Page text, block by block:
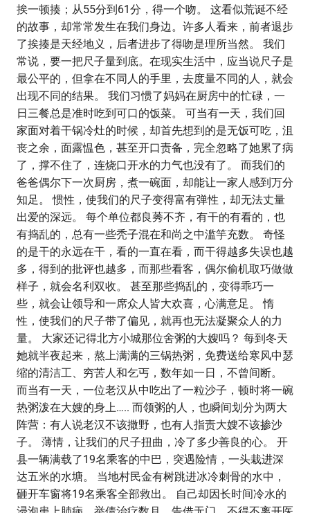
挨一顿揍；从55分到61分，得一个吻。 这看似荒诞不经
的故事，却常常发生在我们身边。许多人看来，前者退步
了挨揍是天经地义，后者进步了得吻是理所当然。 我们
常说，要一把尺子量到底。在现实生活中，应当说尺子是
最公平的，但拿在不同人的手里，去度量不同的人，就会
出现不同的结果。 我们习惯了妈妈在厨房中的忙碌，一
日三餐总是准时吃到可口的饭菜。 可当有一天，我们回
家面对着干锅冷灶的时候，却首先想到的是无饭可吃，沮
丧之余，面露愠色，甚至开口责备，完全忽略了她累了病
了，撑不住了，连烧口开水的力气也没有了。 而我们的
爸爸偶尔下一次厨房，煮一碗面，却能让一家人感到万分
知足。 惯性，使我们的尺子变得富有弹性，却无法丈量
出爱的深远。 每个单位都良莠不齐，有干的有看的，也
有捣乱的，总有一些秃子混在和尚之中滥竽充数。 奇怪
的是干的永远在干，看的一直在看，而干得越多失误也越
多，得到的批评也越多，而那些看客，偶尔偷机取巧做做
样子，就会名利双收。 甚至那些捣乱的，变得乖巧一
些，就会让领导和一席众人皆大欢喜，心满意足。 惰
性，使我们的尺子带了偏见，就再也无法凝聚众人的力
量。 大家还记得北方小城那位舍粥的大嫂吗？ 每到冬天
她就半夜起来，熬上满满的三锅热粥，免费送给寒风中瑟
缩的清洁工、穷苦人和乞丐，数年如一日，不曾间断。
而当有一天，一位老汉从中吃出了一粒沙子，顿时将一碗
热粥泼在大嫂的身上….. 而领粥的人，也瞬间划分为两大
阵营：有人说老汉不该撒野，也有人指责大嫂不该掺沙
子。 薄情，让我们的尺子扭曲，冷了多少善良的心。 开
县一辆满载了19名乘客的中巴，突遇险情，一头栽进深
达五米的水塘。 当地村民金有树跳进冰冷刺骨的水中，
砸开车窗将19名乘客全部救出。 自己却因长时间冷水的